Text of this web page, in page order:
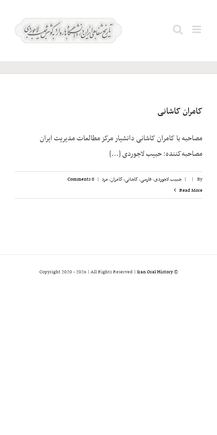
کاشانی،
کامران کاشانی
مصاحبه با کامران کاشانی دانشیار مرکز مطالعات مدیریت ایران
مصاحبه‌کننده: حبیب لاجوردی [...]
By
|
| حبیب لاجوردی,فارسی,کاشانی، کامران,مرد |
0 Comments
Read More
© Copyright 2020 -
2026 | All Rights Reserved | Iran Oral History